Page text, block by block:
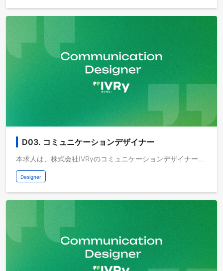
D03. コミュニケーションデザイナー
本求人は、株式会社IVRyのコミュニケーションデザイナー募集です。コーポレートやサービス、顧客接点すべてで一貫性のあるブランド体験を設計・実行し、クリエイティブ制作・運用を通じて企業価値とプロダクトの魅力を高めていただきます。株式会社IVRyについてIVRyは「最高の技術を、すべての人と企業に届ける」をMissionに掲げ、対話AIプラットフォーム「アイブリー」を開発・運営しています。独自技術で応対品質と信頼性を担保し、導入アカウントは5万を突破。人が本来の価値を発揮し"働くことは楽しい"と皆が感じられる社会の実現を目指します。 2025年11月までに累計106.1億円の資金調達を完了。アイブリーに蓄積される貴重な「対話データ」と、最新のAI技術を掛け合わせ、データの価値を最大化。そして、顧客の声という一次情報を経営判断へと繋げ、企業の業務そのものを変革し、さらに顧客体験を向上させていきます。IVRy、シリーズDで総額40億円の資金調達を実施対話型音声AI SaaS「アイブリー」が 顧客の”声”を経営資源に変えるデータプラットフォーム 「IVRy Data Hub」を提供開始IVRyについてより詳しく知りたい方に向けて、会社やプロダクトに関する公開情報をまとめたページ をご用意しています。事業内容やプロダクトの詳細、所属メンバーについてご覧いただけます。IVRy｜プロダクト開発 採用ページIVRy Company Deck（会社紹介資料）募集背景当社の対話型音声AI SaaSをより多くの顧客に届け、市場での存在感を高めるためには、一貫性のあるブランドコミュニケーションが不可欠です。そこで、IVRyらしい世界観を創り上げ、企業・サービス・顧客接点に統一感をもたせるコミュニケーションデザインの強化を担う新たなメンバーを募集します。このポジションが担う役割：ブランドイメージの構築・発信：コーポレートレベルから顧客接点まで、一貫したブランド戦略を設計し、社内外へ発信ブランディング・プロモーションデザインの推進：サービスの価値を的確に伝え、市場との接点を拡大する戦略におけるコミュニケーションデザインの推進IVRyの価値をさらに高め、サービスの魅力をより多くの人に伝えるための重要なポジションです。私たちと一緒に、ブランドの未来を築いていきませんか？業務内容LP、広告、SNS、展示会ブース、印刷物など多岐にわたるクリエイティブの制作・アートディレクション・監修コーポレートサイト、キャンペーン、イベント、PR資料など各種施策を俯瞰し、一貫性のあるビジュアルとメッセージを展開コミュニケーション全体でのトンマナやルールを策定・運用し、ブランド価値を向上社内外の関係者（マーケティング・営業・PR・外部制作パートナーなど）を巻き込み、納期・リソース・成果をマネジメント運用改善を継続的に行い、ビジネス成長に合わせたアップデート取り組み事例シリーズD資金調達 採用特設サイト：資金調達を起点に、企業ビジョン・メンバー・職種情報を階層的に構成した採用ブランディングサイトVoice to Value 2025：IVRy主催のカンファレンス。「AI対話と顧客の声」をテーマに、企業のAI活用事例や最新トレンドを発信数字で見る5年間のアイブリー：過去の実績と未来へのビジョンを一枚に凝縮し、社内外にブランドメッセージを発信したインフォグラフィック現在の課題これまでプロダクト・マーケティング・広報・HRなどのチームとデザイナーが連携しながら、ブランドやクリエイティブを作り上げてきました。しかし、「一貫したブランドの世界観を確立し、デザインの力で事業と組織をさらに飛躍させたい」という思いが強まる中で、現状のデザインチームのケイパビリティやリソースによる課題が浮き彫りになってきました。例えば：プロダクトの価値や会社の想いを、デザインの力でより直感的に伝えたいが、十分にできていないIVRyの急成長に伴い、社内外のタッチポイントにおけるコミュニケーションの重要性が増しているが、デザインのリソースが足りていない各チームがそれぞれデザインを手掛けてきたことで、ブランドのトーンや表現に少しずつばらつきが出ているPLG (Product-Led Growth) だけでなくSLG (Solution-Led Growth)も強化していくフェーズに入り、改めてブランドの在り方や表現を見直す必要があるそこで今回、ブランド体験とビジュアルコミュニケーションのデザインをリードし、事業と組織の成長を加速させられる方をお迎えしたいと考えています。期待していることコミュニケーションデザインにおける牽引役として、必要なメンバーを巻き込みながら、スピード感を持ってプロジェクトを前進していただきます。マーケティング、広報、HR、プロダクトチームなど他部門と密に連携し、要望を的確に汲み取るだけでなく、目的や本質を共に整理しながら最適なクリエイティブを追求していただきます。社内イベントやバリュー浸透施策などのクリエイティブ制作を通して、組織のカルチャー醸成にも貢献していただきます。PLG (Product-Led Growth) に加えてSLG (Solution-Led Growth)も強化していくフェーズにあるため、広がるタッチポイントにおけるコミュニケーション媒体をトータルにデザインするなど、事業成長に直結するクリエイティブの磨き込みにも取り組んで頂きたいです。ブランド体験を統一し、社内外のタッチポイントで一貫した世界観を表現することで、IVRyの認知拡大と信頼構築を牽引していくことを期待しています。デザインチームにおけるAIの活用IVRyのデザインチームでは、「AIを使いこなす」ではなく「AIと協業する」という姿勢で、デザインプロセスにAIを積極的に取り入れています。コミュニケーションデザインの領域では、マーケティングチームがバナーのAI自動生成やLPの高速自動生成といった取り組みを進めています。こうしたクリエイティブ運用にデザインの視点からどう関わり、ブランドのトーンや品質を担保していくかは、これから一緒に模索していきたいテーマです。プロダクトデザインの領域では、PdMやデザイナーがClaude CodeやGoogle AI Studioなどを使い、インタラクティブなプロトタイプを素早く形にしながら意思決定のサイクルを高速に回しています。デザインガイドラインやデザインシステムはAIが参照しやすい形で整備を進めており、コミュニケーションデザインで培うトーンやルールもデザインシステムへ反映しやすい形で蓄積することで、ブランドと実装の一貫性を支える基盤としています。これらの取り組みは現在進行形であり、「こう使うべき」という正解はまだありません。一緒に試行錯誤しながら、AI時代のデザインプロセスを作っていける方を歓迎しています。AIに関する取り組みは、noteでも発信しています。プロダクト中核にAIが組み込まれている現場での、デザイナーの向き合い方リードデザイナーが語るそれぞれのAI導入の舞台裏AIと協業するデザイン実践──プロトタイピングで見えた変化環境・利用ツールデザイン・制作: Figma, Adobe CCAI: Claude, Gemini, ChatGPT, Google AI Studio, Devinコラボレーション: Slack, Notion, Google Workspaceプロジェクト管理・開発: Linear, GitHub新たな施策やツールの導入など、企業価値向上に寄与する取り組みを柔軟に提案・実施可能です。働く面白さ・成長環境多様なチャネルでクリエイティブを展開し、ビジネス成果に直結できるWeb、SNS、広告、展示会、紙媒体など、多面的なアプローチで想いを形にしながら、組織の成長を加速させる手応えをダイレクトに実感することができます。拡大する組織でブランドコミュニケーションをデザインする醍醐味事業が加速度的に広がるフェーズで、ブランド全体の世界観や認知度の向上に深く関わることができます。経営層・関係部門との近い距離感でデザインを推進コミュニケーションデザインの重要施策における意思決定に直接携わることが可能です。ブランドの礎を一緒につくりあげるフェーズIVRyは急成長を遂げるサービス・企業として、5年後・10年後の礎を今まさに構築している段階にあります。これまで積み上げてきたクリエイティブ資産を活かしながらも、ブランディングとしては0→1に近いフェーズです。既存の完成形を守るのではなく、自分の手でブランドの世界観をゼロからつくりあげていく——そんなエキサイティングな挑戦ができる環境です。一緒にIVRyのブランドを築いていきましょう！キャリアパスブランディングデザインへの挑戦抽象的なコンセプトづくりからブランド全体の世界観を設計するなど、戦略的なデザイン領域に深く関わることができます。マーケチームとの協働によるビジネスインパクト目標数値を明確に設定し、デザイナーの職域を超えたアプローチでデザインを提案・実行。ビジネス成果に直結する経験を積むことができます。マネジメントやリーダーへのステップアップコミュニケーションデザインチームのマネージャーやリードとして、チームビルディングや戦略立案に挑戦することも可能です。プロダクトデザインへの展開各種フェーズのユーザー体験に対して適切なコミュニケーションを設計する上で、プロダクト開発にもコミュニケーションデザイナーとして参画することが可能です。例えば、LPからのアカウント登録→プロダクト上のオンボーディング体験改善など、組織に分断されることなく一貫した体験設計に携わることができます。希望や適性に応じて、プロダクトデザイン領域まで活動の幅を広げることもできます。一緒に働くメンバー、チームの特徴IVRyには、豊富なキャリアを積んだ実力者たちが次々と参画していますが、フラットで人間味あふれるメンバーばかりです。その中でもデザイナー陣は、前職でCXOやリードとして活躍していたメンバーが集結し、それぞれの強みを活かしてプロジェクトを牽引しています。常に試行錯誤を繰り返しながら、デザイナーの在り方やチームビジョン、デザイン組織としてのロードマップを議論し、高い当事者意識を持って進んでいるのが特徴です。 フルタイム・副業を問わず、全員がフラットな関係で意見を出し合い、組織やプロダクトの方向性を一緒に模索しながら作り上げている、そんなチャレンジングかつオープンな環境がIVRyのデザインチームの魅力です。 デザインプロセスのAI導入にも力を入れており、AIを身近に使いながら日々デザインに取り組んでいます。関連する発信IVRyデザインチーム1年半の現在地──型を使うのではなく、型を作るIVRyのコミュニケーションデザイン振り返りと、今からが本格的に面白い！話ブランドパーソナリティの言語化がロゴデザインを変える | インハウスで実現したアイブリーのロゴリニューアル事例IVRy Design ブログ (note)参考情報選考プロセスエントリーカジュアル面談書類選考面接（2〜3回）内定条件面談※面接から内定まで、オンラインにて対応可能です。 ※エントリー時に回答いただくアンケートの内容をもとに、カジュアル面談を実施いたします。カジュアル面談を経て正式なご応募に進んでいただいた方には、書類選考をご案内します。ご希望やご経験に合うポジションの提案が難しい場合は、面談の実施を見送らせていただくこともございます。開発実績アイブリーアイブリー AI Contact CenterアイブリーモバイルアプリIVRy AI FAXIVRy Data Hubキャリア登録ご応募を検討中の方だけでなく、「まずは話を聞いてみたい」「今後のために情報を受け取りたい」という方も歓迎です。 ご関心があれば、キャリア登録 からぜひご登録ください。採用方針IVRyは、年齢・性別・国籍・人種・障がいの有無・LGBTQ+・婚姻状況・雇用形態といった属性によって採用や選考の判断を行うことは一切ありません。 IVRyのミッションと「Work is Fun」という価値観に共感し、AIによって仕事と顧客体験を再定義する挑戦にワクワクできる方と、一緒に未来をつくっていきたいと考えています。
Designer